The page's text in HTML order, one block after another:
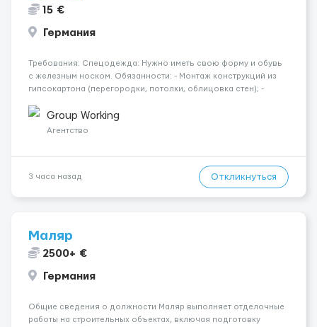
15 €
Германия
Требования: Спецодежда: Нужно иметь свою форму и обувь
с железным носком. Обязанности: - Монтаж конструкций из
гипсокартона (перегородки, потолки, облицовка стен); -
малярных работ (шпатлевка, грунтовка, покраска); -
Штукатурные работы ...
Group Working
Агентство
3 часа назад Откликнуться
Маляр
2500+ €
Германия
Общие сведения о должности Маляр выполняет отделочные
работы на строительных объектах, включая подготовку